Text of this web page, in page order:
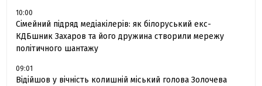
10:00
Сімейний підряд медіакілерів: як білоруський екс-
КДБшник Захаров та його дружина створили мережу
політичного шантажу
09:01
Відійшов у вічність колишній міський голова Золочева